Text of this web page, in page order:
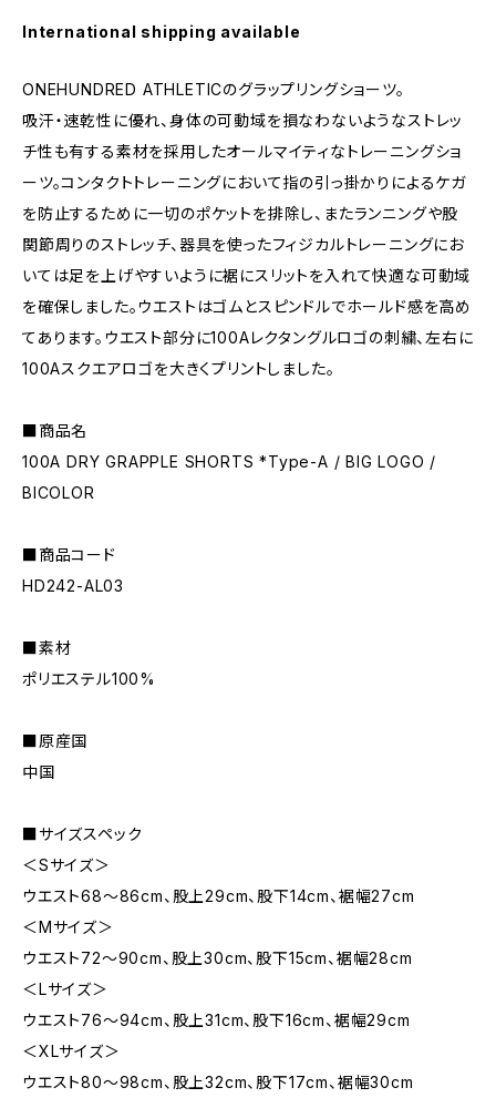
International shipping available
ONEHUNDRED ATHLETICのグラップリングショーツ。
吸汗・速乾性に優れ、身体の可動域を損なわないようなストレッ
チ性も有する素材を採用したオールマイティなトレーニングショ
ーツ。コンタクトトレーニングにおいて指の引っ掛かりによるケガ
を防止するために一切のポケットを排除し、またランニングや股
関節周りのストレッチ、器具を使ったフィジカルトレーニングにお
いては足を上げやすいように裾にスリットを入れて快適な可動域
を確保しました。ウエストはゴムとスピンドルでホールド感を高め
てあります。ウエスト部分に100Aレクタングルロゴの刺繍、左右に
100Aスクエアロゴを大きくプリントしました。
■商品名
100A DRY GRAPPLE SHORTS *Type-A / BIG LOGO /
BICOLOR
■商品コード
HD242-AL03
■素材
ポリエステル100%
■原産国
中国
■サイズスペック
＜Sサイズ＞
ウエスト68～86cm、股上29cm、股下14cm、裾幅27cm
＜Mサイズ＞
ウエスト72～90cm、股上30cm、股下15cm、裾幅28cm
＜Lサイズ＞
ウエスト76～94cm、股上31cm、股下16cm、裾幅29cm
＜XLサイズ＞
ウエスト80～98cm、股上32cm、股下17cm、裾幅30cm